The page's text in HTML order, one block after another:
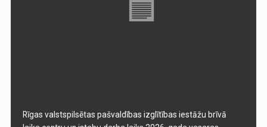
Rīgas valstspilsētas pašvaldības izglītības iestāžu brīvā